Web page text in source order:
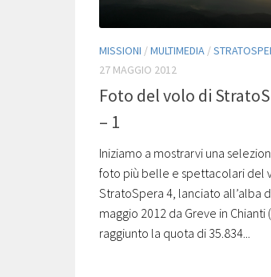
MISSIONI /MULTIMEDIA /
27 MAGGIO 2012
Foto del volo di
– 1
Iniziamo a mostrarvi una
foto più belle e spettacolari del
StratoSpera 4, lanciato all’alba
maggio 2012 da Greve in Chianti
raggiunto la quota di 35.834...